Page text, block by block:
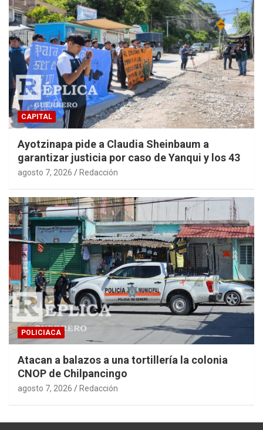
CAPITAL
Ayotzinapa pide a Claudia Sheinbaum a
garantizar justicia por caso de Yanqui y los 43
agosto 7, 2026 Redacción
POLICIACA
Atacan a balazos a una tortillería la colonia
CNOP de Chilpancingo
agosto 7, 2026 Redacción